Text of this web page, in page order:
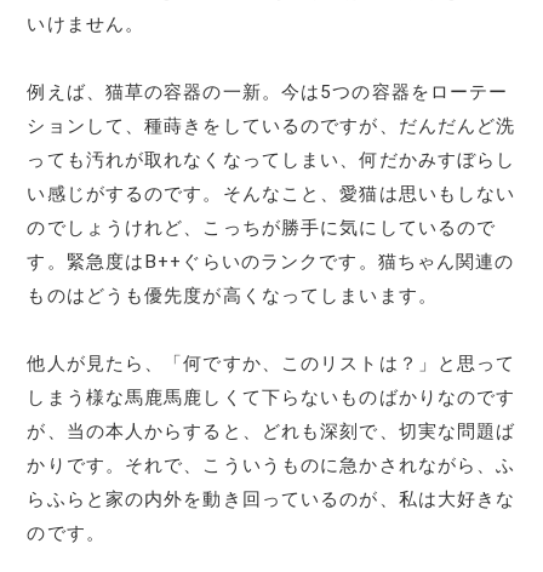
いけません。
例えば、猫草の容器の一新。今は5つの容器をローテー
ションして、種蒔きをしているのですが、だんだんど洗
っても汚れが取れなくなってしまい、何だかみすぼらし
い感じがするのです。そんなこと、愛猫は思いもしない
のでしょうけれど、こっちが勝手に気にしているので
す。緊急度はB++ぐらいのランクです。猫ちゃん関連の
ものはどうも優先度が高くなってしまいます。
他人が見たら、「何ですか、このリストは？」と思って
しまう様な馬鹿馬鹿しくて下らないものばかりなのです
が、当の本人からすると、どれも深刻で、切実な問題ば
かりです。それで、こういうものに急かされながら、ふ
らふらと家の内外を動き回っているのが、私は大好きな
のです。